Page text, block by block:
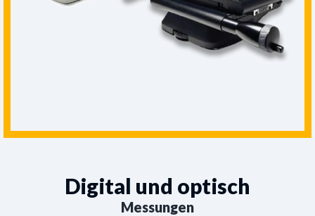
Digital und optisch
Messungen